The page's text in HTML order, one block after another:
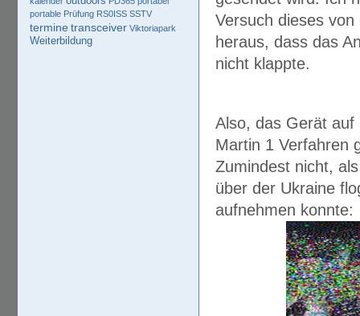
Versuch dieses
heraus, dass das
nicht klappte.
Also, das Gerät auf
Martin 1 Verfahren
Zumindest nicht,
über der Ukraine
aufnehmen konnte:
portable Prüfung RS0ISS SSTV
termine transceiver Viktoriapark
Weiterbildung